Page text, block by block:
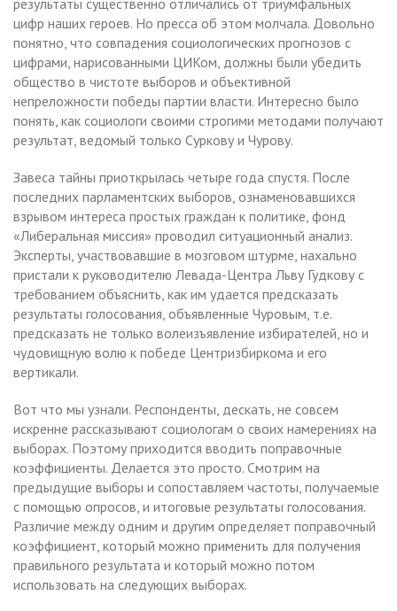
цифр наших героев. Но пресса об этом молчала. Довольно
понятно, что совпадения социологических прогнозов с
цифрами, нарисованными ЦИКом, должны были убедить
общество в чистоте выборов и объективной
непреложности победы партии власти. Интересно было
понять, как социологи своими строгими методами получают
результат, ведомый только Суркову и Чурову.
Завеса тайны приоткрылась четыре года спустя. После
последних парламентских выборов, ознаменовавшихся
взрывом интереса простых граждан к политике, фонд
«Либеральная миссия» проводил ситуационный анализ.
Эксперты, участвовавшие в мозговом штурме, нахально
пристали к руководителю Левада-Центра Льву Гудкову с
требованием объяснить, как им удается предсказать
результаты голосования, объявленные Чуровым, т.е.
предсказать не только волеизъявление избирателей, но и
чудовищную волю к победе Центризбиркома и его
вертикали.
Вот что мы узнали. Респонденты, дескать, не совсем
искренне рассказывают социологам о своих намерениях на
выборах. Поэтому приходится вводить поправочные
коэффициенты. Делается это просто. Смотрим на
предыдущие выборы и сопоставляем частоты, получаемые
с помощью опросов, и итоговые результаты голосования.
Различие между одним и другим определяет поправочный
коэффициент, который можно применить для получения
правильного результата и который можно потом
использовать на следующих выборах.